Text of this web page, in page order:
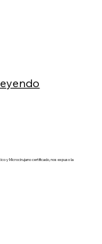
y Microcirujano certificado, nos expuso la